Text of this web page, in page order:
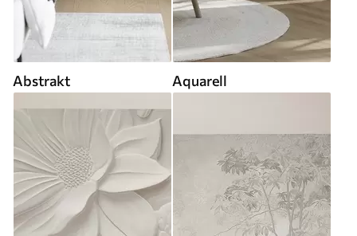
Abstrakt Aquarell